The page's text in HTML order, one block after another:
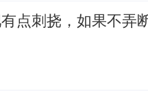
点刺挠，如果不弄